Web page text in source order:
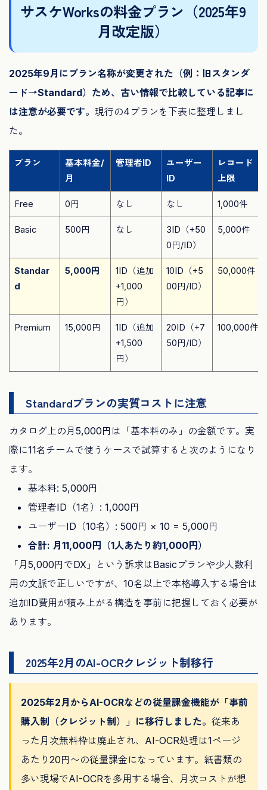
サスケWorksの料金プラン（2025年9
月改定版）
2025年9月にプラン名称が変更された（例：旧スタンダ
ード→Standard）ため、古い情報で比較している記事に
は注意が必要です。 現行の4プランを下表に整理しまし
た。
プラン
基本料金/
月
管理者ID
ユーザー
ID
レコード
上限
Free 0円 なし なし 1,000件
Basic 500円 なし
3ID（+50
0円/ID）
5,000件
Standar
d
5,000円
1ID（追加
+1,000
円）
10ID（+5
00円/ID）
50,000件
Premium 15,000円
1ID（追加
+1,500
円）
20ID（+7
50円/ID）
100,000件
Standardプランの実質コストに注意
カタログ上の月5,000円は「基本料のみ」の金額です。実
際に11名チームで使うケースで試算すると次のようになり
ます。
基本料: 5,000円
管理者ID（1名）: 1,000円
ユーザーID（10名）: 500円 × 10 = 5,000円
合計: 月11,000円（1人あたり約1,000円）
「月5,000円でDX」という訴求はBasicプランや少人数利
用の文脈で正しいですが、10名以上で本格導入する場合は
追加ID費用が積み上がる構造を事前に把握しておく必要が
あります。
2025年2月のAI-OCRクレジット制移行
2025年2月からAI-OCRなどの従量課金機能が「事前
購入制（クレジット制）」に移行しました。 従来あ
った月次無料枠は廃止され、AI-OCR処理は1ページ
あたり20円〜の従量課金になっています。紙書類の
多い現場でAI-OCRを多用する場合、月次コストが想